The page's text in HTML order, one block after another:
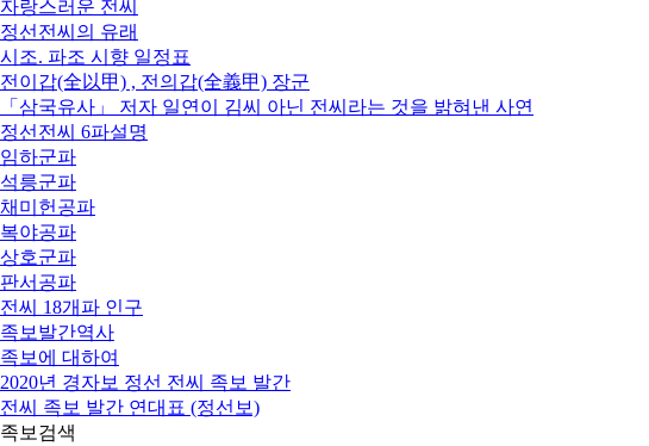
자랑스러운 전씨
정선전씨의 유래
시조. 파조 시향 일정표
전이갑(全以甲) , 전의갑(全義甲) 장군
「삼국유사」 저자 일연이 김씨 아닌 전씨라는 것을 밝혀낸 사연
정선전씨 6파설명
임하군파
석릉군파
채미헌공파
복야공파
상호군파
판서공파
전씨 18개파 인구
족보발간역사
족보에 대하여
2020년 경자보 정선 전씨 족보 발간
전씨 족보 발간 연대표 (정선보)
족보검색